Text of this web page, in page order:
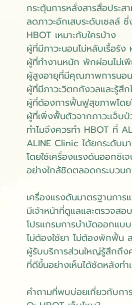
กระตุ้นการหลั่งสารสื่อประ
ลดภาวะอักเสบระดับเซลล์
HBOT เหมาะกับใครบ้าง
ผู้ที่มีภาวะนอนไม่หลับเรื้อรั
ผู้ที่ทำงานหนัก พักผ่อนไม่เ
ผู้สูงอายุที่มีคุณภาพการนอ
ผู้ที่มีภาวะวิตกกังวลและรู้สึ
ผู้ที่ต้องการฟื้นฟูสุขภาพโดย
ผู้ที่เพิ่งฟื้นตัวจากภาวะเจ็บ
ทำไมจึงควรทำ HBOT ที่
ALINE Clinic ได้ยกระดับม
โดยใช้เครื่องแรงดันออกซิ
อย่างใกล้ชิดตลอดกระบวน
เครื่องแรงดันมาตรฐานกา
มีเจ้าหน้าที่ดูแลและตรวจส
โปรแกรมการบำบัดออกแบ
ไม่ต้องใช้ยา ไม่ต้องพักฟื้น
ผู้รับบริการส่วนใหญ่รู้สึกถึ
ที่ดีขึ้นอย่างเห็นได้ชัดหลังทำ
คำถามที่พบบ่อยเกี่ยวกับกา